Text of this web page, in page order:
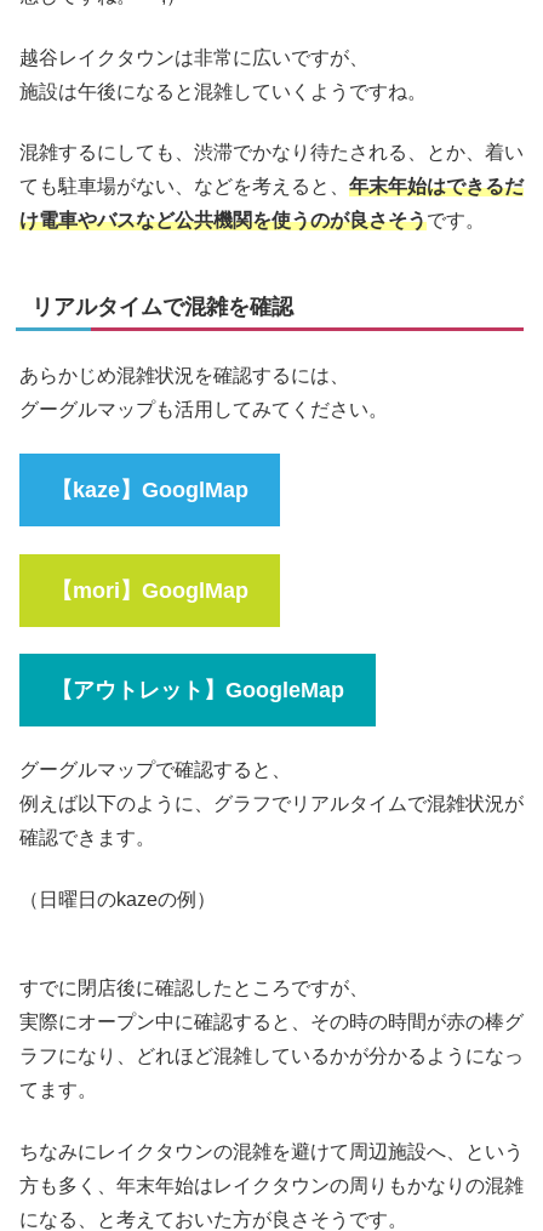
越谷レイクタウンは非常に広いですが、
施設は午後になると混雑していくようですね。
混雑するにしても、渋滞でかなり待たされる、とか、着い
ても駐車場がない、などを考えると、 年末年始はできるだ
け電車やバスなど公共機関を使うのが良さそうです。
リアルタイムで混雑を確認
あらかじめ混雑状況を確認するには、
グーグルマップも活用してみてください。
【kaze】GooglMap
【mori】GooglMap
【アウトレット】GoogleMap
グーグルマップで確認すると、
例えば以下のように、グラフでリアルタイムで混雑状況が
確認できます。
（日曜日のkazeの例）
すでに閉店後に確認したところですが、
実際にオープン中に確認すると、その時の時間が赤の棒グ
ラフになり、
どれほど混雑しているかが分かるようになっ
てます。
ちなみにレイクタウンの混雑を避けて周辺施設へ、という
方も多く、 年末年始はレイクタウンの周りもかなりの混雑
になる、と考えておいた方が良さそうです。